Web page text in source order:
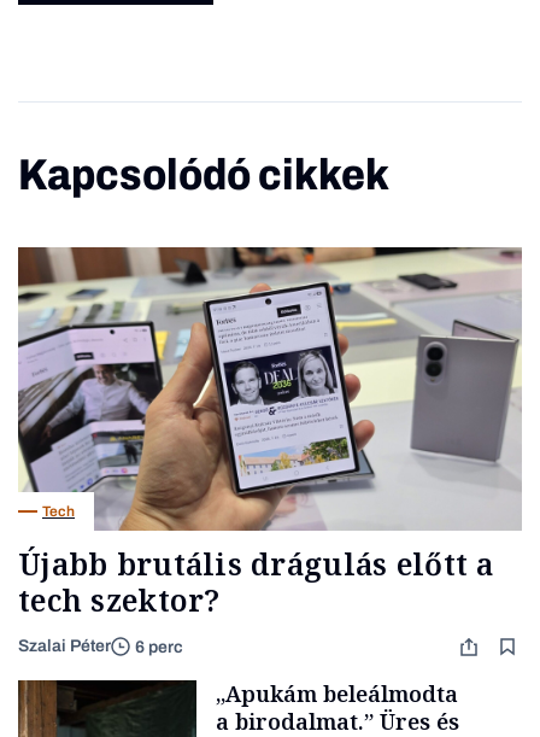
Kapcsolódó cikkek
Tech
Újabb brutális drágulás előtt a
tech szektor?
Szalai Péter 6 perc
„Apukám beleálmodta
a birodalmat.” Üres és